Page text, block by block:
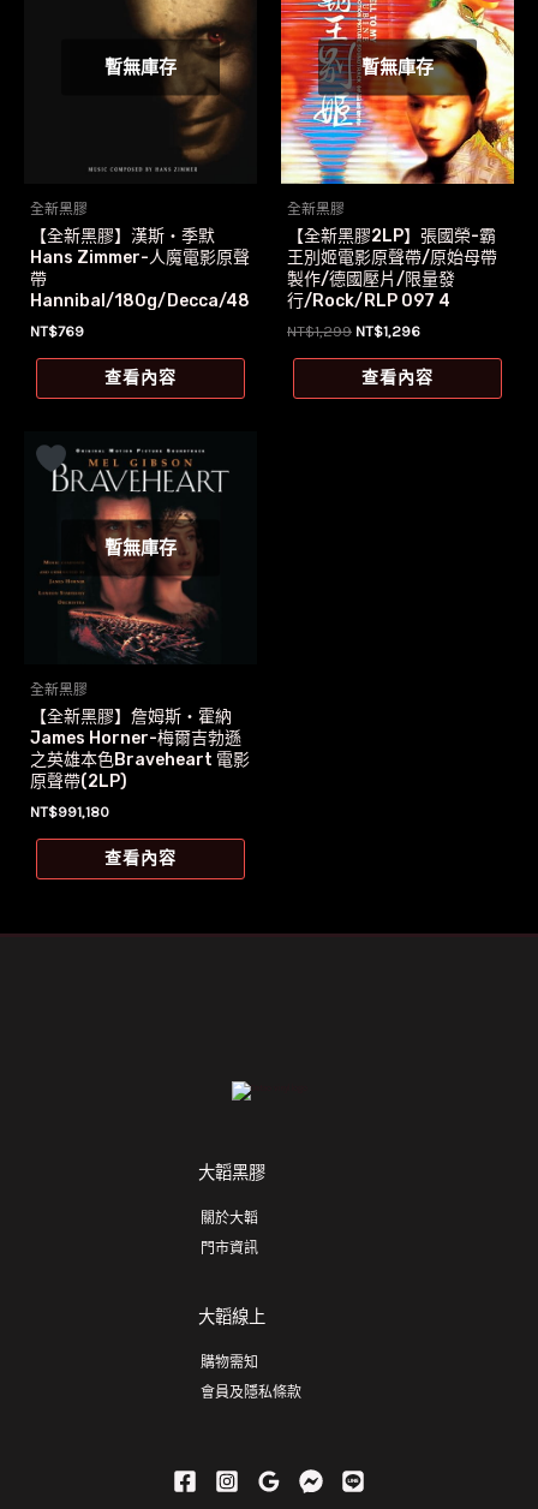
暫無庫存
全新黑膠
【全新黑膠】漢斯‧季默
Hans Zimmer-人魔電影原聲
帶
Hannibal/180g/Decca/48
3 2130
NT$769
查看內容
暫無庫存
全新黑膠
【全新黑膠2LP】張國榮-霸
王別姬電影原聲帶/原始母帶
製作/德國壓片/限量發
行/Rock/RLP 097 4
NT$1,299 原
價
格：
NT$1,296目
價
格：
查看內容
暫無庫存
全新黑膠
【全新黑膠】詹姆斯‧霍納
James Horner-梅爾吉勃遜
之英雄本色Braveheart 電影
原聲帶(2LP)
NT$991,180
查看內容
大韜黑膠
關於大韜
門市資訊
大韜線上
購物需知
會員及隱私條款